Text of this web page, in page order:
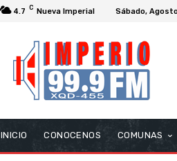
4.7 C Nueva Imperial Sábado,
INICIO CONOCENOS COMUNAS